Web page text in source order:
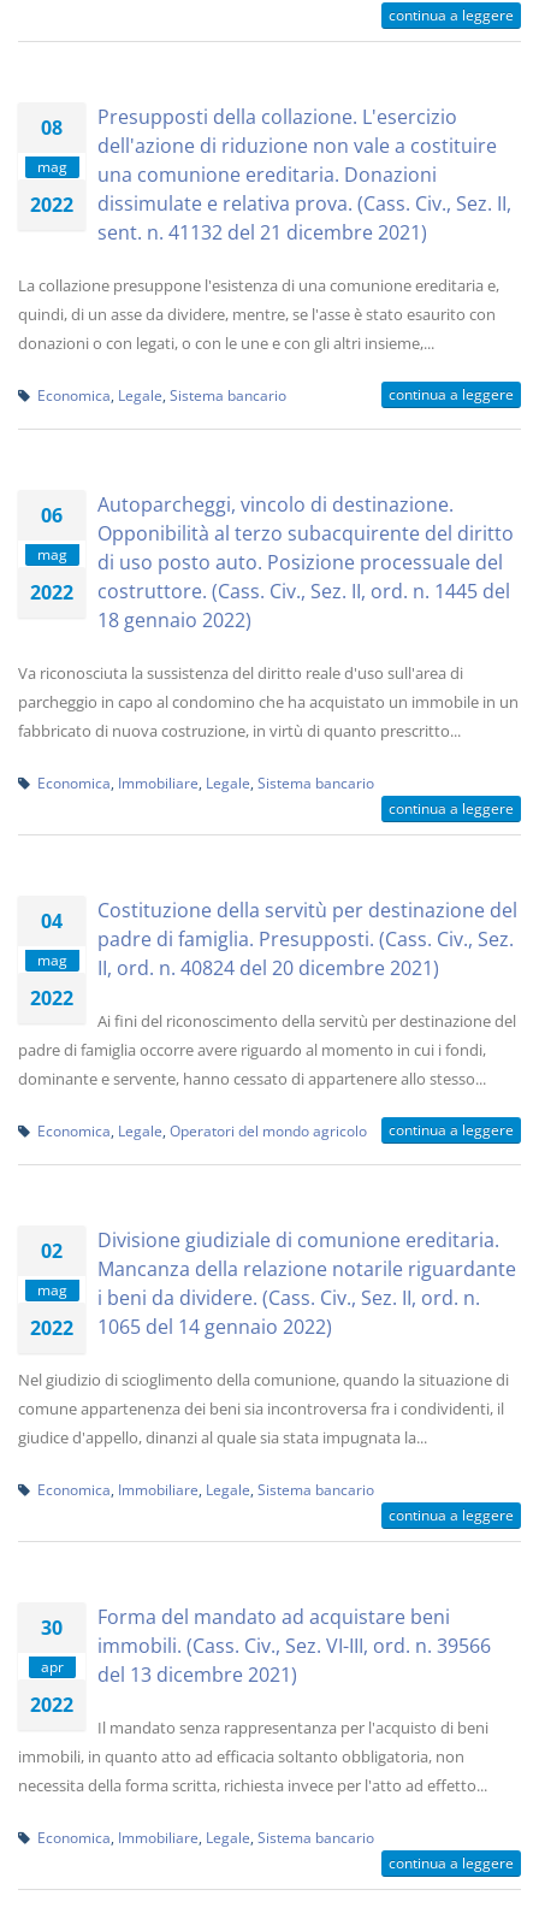
continua a leggere
08
mag
2022
Presupposti della collazione. L'esercizio
dell'azione di riduzione non vale a costituire
una comunione ereditaria. Donazioni
dissimulate e relativa prova. (Cass. Civ., Sez. II,
sent. n. 41132 del 21 dicembre 2021)
La collazione presuppone l'esistenza di una comunione ereditaria e,
quindi, di un asse da dividere, mentre, se l'asse è stato esaurito con
donazioni o con legati, o con le une e con gli altri insieme,...
Economica Legale Sistema bancario continua a leggere
06
mag
2022
Autoparcheggi, vincolo di destinazione.
Opponibilità al terzo subacquirente del diritto
di uso posto auto. Posizione processuale del
costruttore. (Cass. Civ., Sez. II, ord. n. 1445 del
18 gennaio 2022)
Va riconosciuta la sussistenza del diritto reale d'uso sull'area di
parcheggio in capo al condomino che ha acquistato un immobile in un
fabbricato di nuova costruzione, in virtù di quanto prescritto...
Economica Immobiliare Legale Sistema bancario
continua a leggere
04
mag
2022
Costituzione della servitù per destinazione del
padre di famiglia. Presupposti. (Cass. Civ., Sez.
II, ord. n. 40824 del 20 dicembre 2021)
Ai fini del riconoscimento della servitù per destinazione del
padre di famiglia occorre avere riguardo al momento in cui i fondi,
dominante e servente, hanno cessato di appartenere allo stesso...
Economica Legale Operatori del mondo agricolo continua a leggere
02
mag
2022
Divisione giudiziale di comunione ereditaria.
Mancanza della relazione notarile riguardante
i beni da dividere. (Cass. Civ., Sez. II, ord. n.
1065 del 14 gennaio 2022)
Nel giudizio di scioglimento della comunione, quando la situazione di
comune appartenenza dei beni sia incontroversa fra i condividenti, il
giudice d'appello, dinanzi al quale sia stata impugnata la...
Economica Immobiliare Legale Sistema bancario
continua a leggere
30
apr
2022
Forma del mandato ad acquistare beni
immobili. (Cass. Civ., Sez. VI-III, ord. n. 39566
del 13 dicembre 2021)
Il mandato senza rappresentanza per l'acquisto di beni
immobili, in quanto atto ad efficacia soltanto obbligatoria, non
necessita della forma scritta, richiesta invece per l'atto ad effetto...
Economica Immobiliare Legale Sistema bancario
continua a leggere